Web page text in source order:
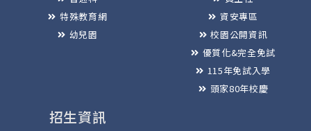
特殊教育網
幼兒園
資安專區
校園公開資訊
優質化&完全免試
115年免試入學
頭家80年校慶
招生資訊